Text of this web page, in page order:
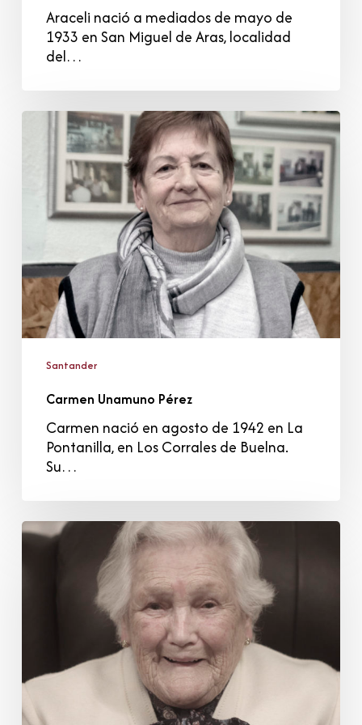
Araceli nació a mediados de mayo de
1933 en San Miguel de Aras, localidad
del…
Carmen
Unamuno
Pérez
Santander
Carmen Unamuno Pérez
Carmen nació en agosto de 1942 en La
Pontanilla, en Los Corrales de Buelna.
Su…
Irene
Cabrera